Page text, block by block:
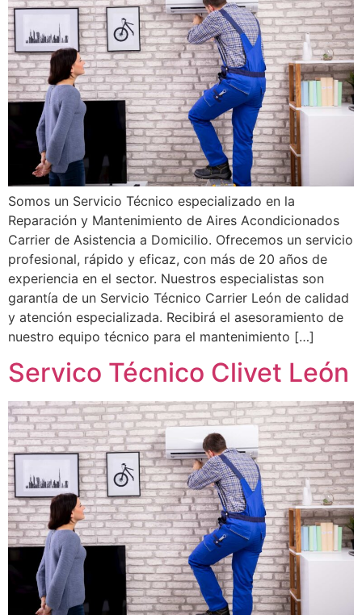
Somos un Servicio Técnico especializado en la
Reparación y Mantenimiento de Aires Acondicionados
Carrier de Asistencia a Domicilio. Ofrecemos un servicio
profesional, rápido y eficaz, con más de 20 años de
experiencia en el sector. Nuestros especialistas son
garantía de un Servicio Técnico Carrier León de calidad
y atención especializada. Recibirá el asesoramiento de
nuestro equipo técnico para el mantenimiento […]
Servico Técnico Clivet León